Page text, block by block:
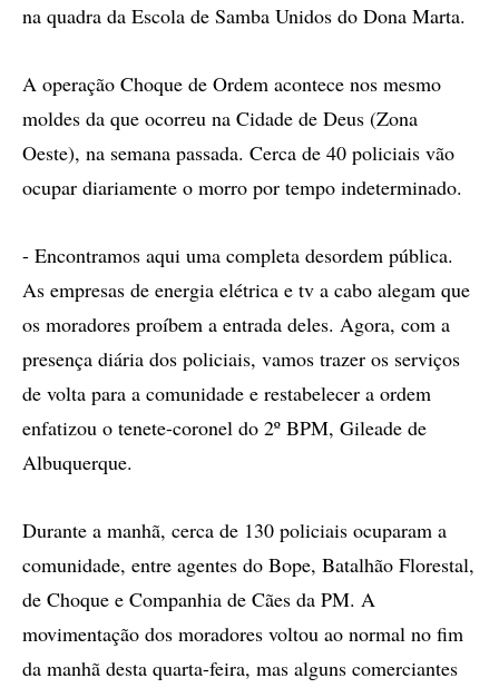
na quadra da Escola de Samba Unidos do Dona Marta.
A operação Choque de Ordem acontece nos mesmo
moldes da que ocorreu na Cidade de Deus (Zona
Oeste), na semana passada. Cerca de 40 policiais vão
ocupar diariamente o morro por tempo indeterminado.
- Encontramos aqui uma completa desordem pública.
As empresas de energia elétrica e tv a cabo alegam que
os moradores proíbem a entrada deles. Agora, com a
presença diária dos policiais, vamos trazer os serviços
de volta para a comunidade e restabelecer a ordem
enfatizou o tenete-coronel do 2º BPM, Gileade de
Albuquerque.
Durante a manhã, cerca de 130 policiais ocuparam a
comunidade, entre agentes do Bope, Batalhão Florestal,
de Choque e Companhia de Cães da PM. A
movimentação dos moradores voltou ao normal no fim
da manhã desta quarta-feira, mas alguns comerciantes